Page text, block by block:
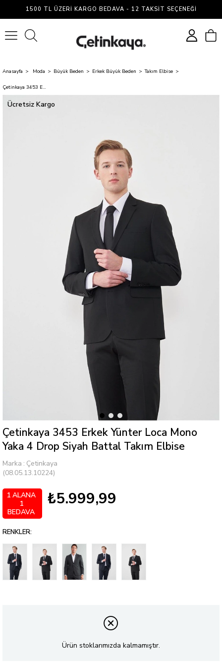
1500 TL ÜZERI KARGO BEDAVA - 12 TAKSIT SEÇENEĞI
Anasayfa Moda Büyük Beden Erkek Büyük Beden Takım Elbise
Çetinkaya 3453 Erkek Yünter Loca Mono Yaka 4 Drop Siyah Battal Takım Elbise
Ücretsiz Kargo
Çetinkaya 3453 Erkek Yünter Loca Mono
Yaka 4 Drop Siyah Battal Takım Elbise
Marka : Çetinkaya
(08.05.13.10224)
₺5.999,99
1 ALANA
1
BEDAVA
RENKLER:
Ürün stoklarımızda kalmamıştır.